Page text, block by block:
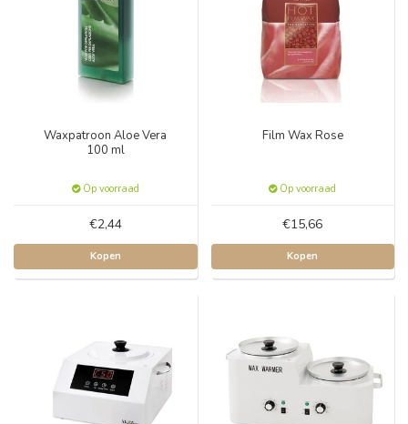
Waxpatroon Aloe Vera
100 ml
Op voorraad
€2,44
Kopen
Film Wax Rose
Op voorraad
€15,66
Kopen